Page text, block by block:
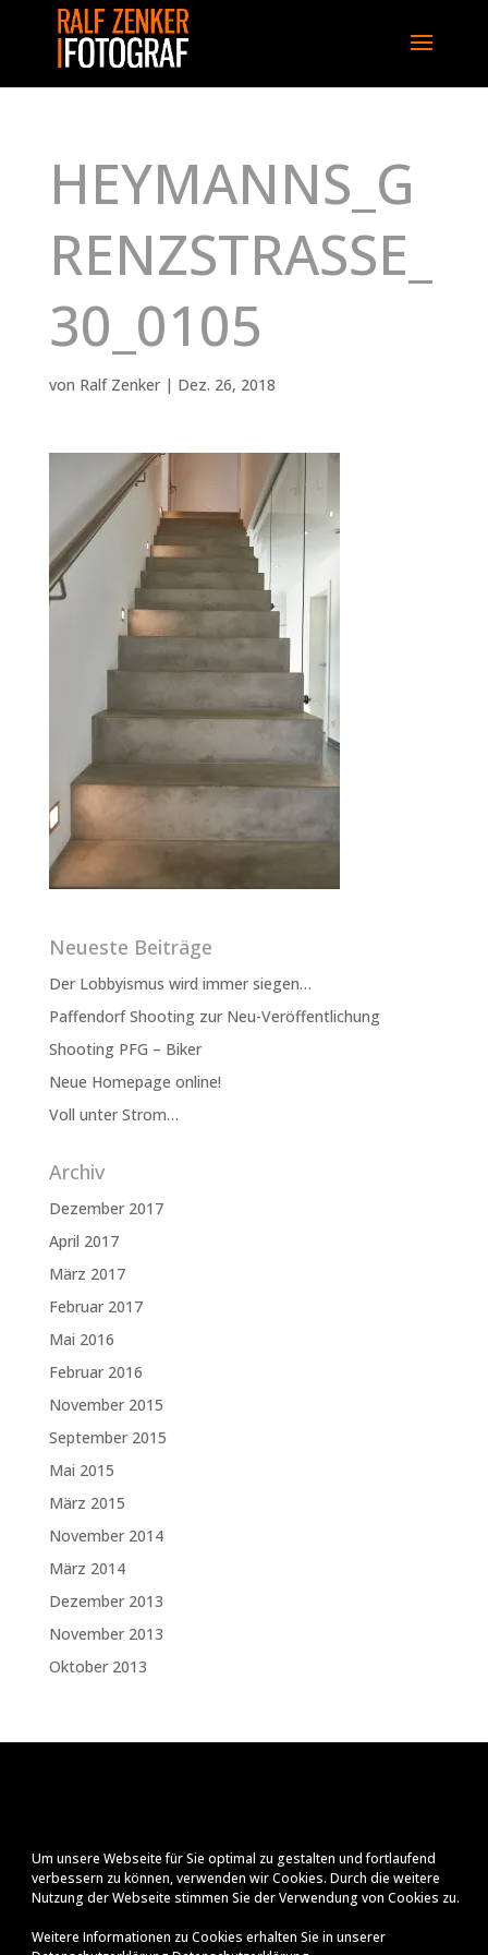
HEYMANNS_G
RENZSTRASSE_
30_0105
von Ralf Zenker| Dez. 26, 2018
Neueste Beiträge
Der Lobbyismus wird immer siegen…
Paffendorf Shooting zur Neu-Veröffentlichung
Shooting PFG – Biker
Neue Homepage online!
Voll unter Strom…
Archiv
Dezember 2017
April 2017
März 2017
Februar 2017
Mai 2016
Februar 2016
November 2015
September 2015
Mai 2015
März 2015
November 2014
März 2014
Dezember 2013
November 2013
Oktober 2013
Um unsere Webseite für Sie optimal zu gestalten und fortlaufend
verbessern zu können, verwenden wir Cookies. Durch die weitere
Nutzung der Webseite stimmen Sie der Verwendung von Cookies zu.
Weitere Informationen zu Cookies erhalten Sie in unserer